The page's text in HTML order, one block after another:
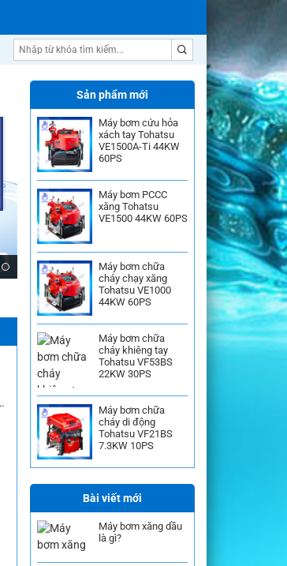
Máy bơm nước Ebara
Sản phẩm mới
Máy bơm cứu hỏa
xách tay Tohatsu
VE1500A-Ti 44KW
60PS
Máy bơm PCCC
xăng Tohatsu
VE1500 44KW 60PS
Máy bơm chữa
cháy chạy xăng
Tohatsu VE1000
44KW 60PS
Máy bơm chữa
cháy khiêng tay
Tohatsu VF53BS
22KW 30PS
Máy bơm chữa
cháy di động
Tohatsu VF21BS
7.3KW 10PS
Bài viết mới
Máy bơm xăng dầu
là gì?